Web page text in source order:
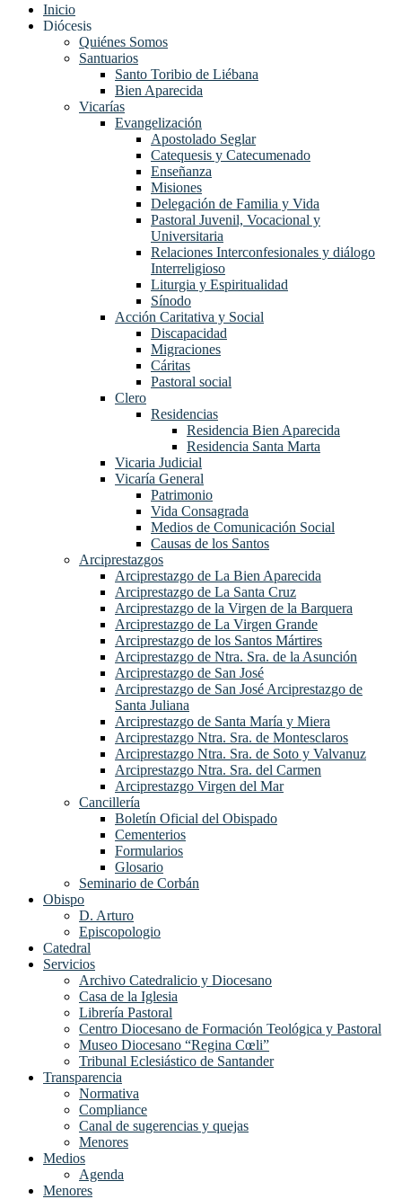
Inicio
Diócesis
Quiénes Somos
Santuarios
Santo Toribio de Liébana
Bien Aparecida
Vicarías
Evangelización
Apostolado Seglar
Catequesis y Catecumenado
Enseñanza
Misiones
Delegación de Familia y Vida
Pastoral Juvenil, Vocacional y
Universitaria
Relaciones Interconfesionales y diálogo
Interreligioso
Liturgia y Espiritualidad
Sínodo
Acción Caritativa y Social
Discapacidad
Migraciones
Cáritas
Pastoral social
Clero
Residencias
Residencia Bien Aparecida
Residencia Santa Marta
Vicaria Judicial
Vicaría General
Patrimonio
Vida Consagrada
Medios de Comunicación Social
Causas de los Santos
Arciprestazgos
Arciprestazgo de La Bien Aparecida
Arciprestazgo de La Santa Cruz
Arciprestazgo de la Virgen de la Barquera
Arciprestazgo de La Virgen Grande
Arciprestazgo de los Santos Mártires
Arciprestazgo de Ntra. Sra. de la Asunción
Arciprestazgo de San José
Arciprestazgo de San José Arciprestazgo de
Santa Juliana
Arciprestazgo de Santa María y Miera
Arciprestazgo Ntra. Sra. de Montesclaros
Arciprestazgo Ntra. Sra. de Soto y Valvanuz
Arciprestazgo Ntra. Sra. del Carmen
Arciprestazgo Virgen del Mar
Cancillería
Boletín Oficial del Obispado
Cementerios
Formularios
Glosario
Seminario de Corbán
Obispo
D. Arturo
Episcopologio
Catedral
Servicios
Archivo Catedralicio y Diocesano
Casa de la Iglesia
Librería Pastoral
Centro Diocesano de Formación Teológica y Pastoral
Museo Diocesano “Regina Cœli”
Tribunal Eclesiástico de Santander
Transparencia
Normativa
Compliance
Canal de sugerencias y quejas
Menores
Medios
Agenda
Menores